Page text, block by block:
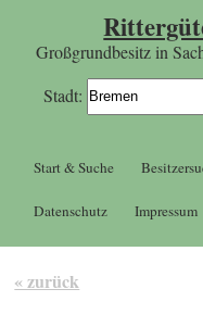
Großgrundbesitz in
Stadt:
Start & Suche
Datenschutz Impressum
« zurück